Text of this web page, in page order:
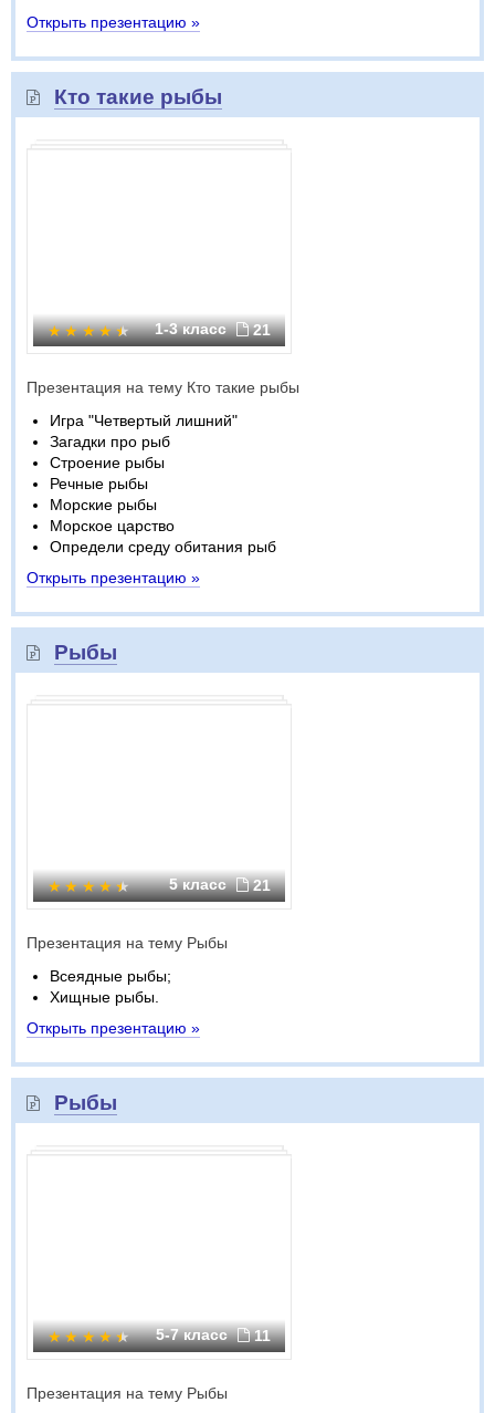
Открыть презентацию »
Кто такие рыбы
1-3 класс 21
Презентация на тему Кто такие рыбы
Игра "Четвертый лишний"
Загадки про рыб
Строение рыбы
Речные рыбы
Морские рыбы
Морское царство
Определи среду обитания рыб
Открыть презентацию »
Рыбы
5 класс 21
Презентация на тему Рыбы
Всеядные рыбы;
Хищные рыбы.
Открыть презентацию »
Рыбы
5-7 класс 11
Презентация на тему Рыбы